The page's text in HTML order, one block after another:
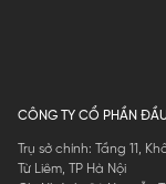
CÔNG TY CỔ PHẦN
Trụ sở chính: Tầng 11,
Từ Liêm, TP Hà Nội